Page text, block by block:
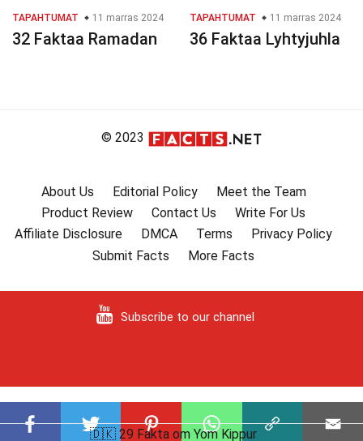
TAPAHTUMAT 11 marras 2024
32 Faktaa Ramadan
TAPAHTUMAT 11 marras 2024
36 Faktaa Lyhtyjuhla
© 2023
About Us Editorial Policy
Meet the Team
Product Review
Contact Us
Write For Us
Affiliate Disclosure
DMCA Terms
Privacy Policy
Submit Facts
More Facts
Subscribe to our channel
🇩🇰 29 Fakta om Yom Kippur